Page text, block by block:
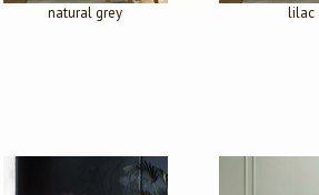
natural grey lilac